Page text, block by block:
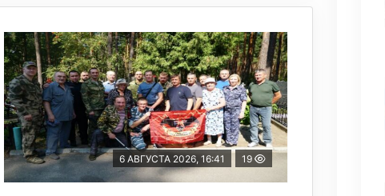
6 АВГУСТА 2026, 16:41 19